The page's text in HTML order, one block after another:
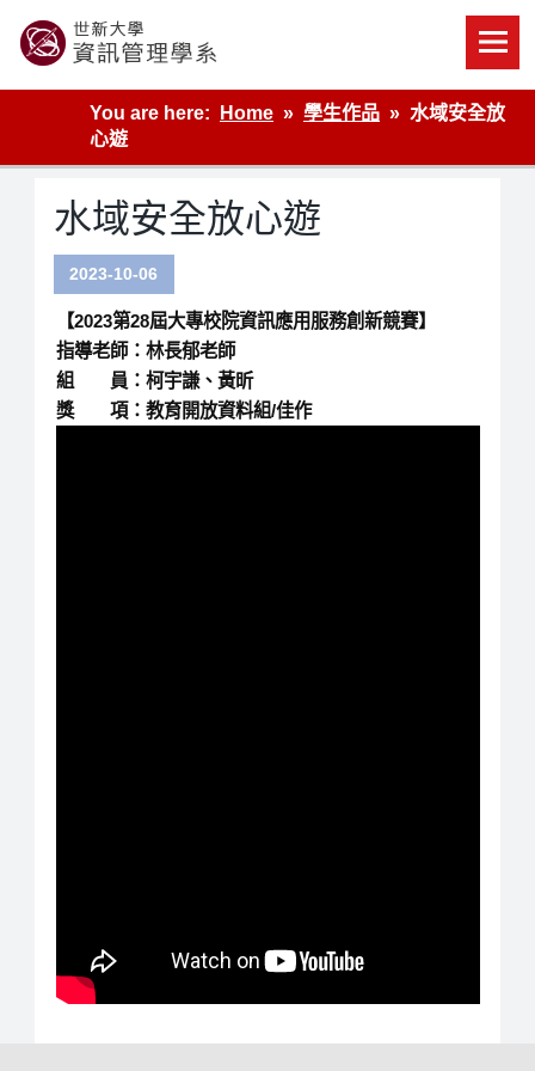
content
世新大學資管系網站
You are here:
Home 學生作品
水域安全放
心遊
水域安全放心遊
2023-10-06
【2023第28屆大專校院資訊應用服務創新競賽】
指導老師：林長郁老師
組 員：柯宇謙、黃昕
獎 項：教育開放資料組/佳作